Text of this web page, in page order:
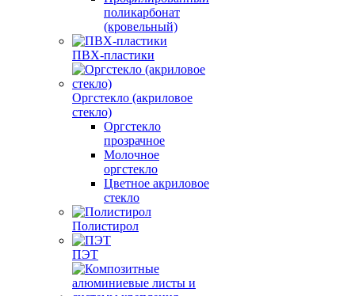
поликарбонат
(кровельный)
ПВХ-пластики
Оргстекло (акриловое
стекло)
Оргстекло
прозрачное
Молочное
оргстекло
Цветное акриловое
стекло
Полистирол
ПЭТ